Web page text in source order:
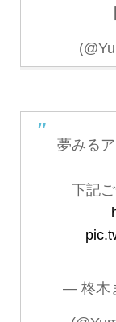
夢みる
下記
— 柊木